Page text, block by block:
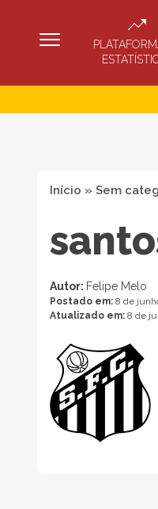
Início » Sem
Autor: Felipe Melo
Postado em: 8 de
Atualizado em: 8 de